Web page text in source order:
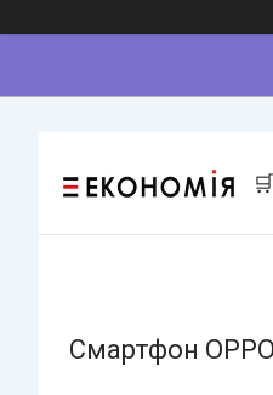
Смартфон